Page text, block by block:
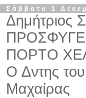
Σάββατο 1
Δημήτριος
ΠΟΡΤΟ
Ο Δντης
Μαχαίρας